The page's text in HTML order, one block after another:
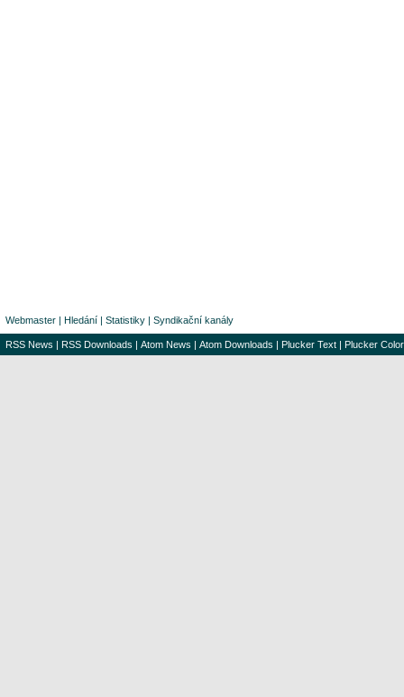
Webmaster | Hledání | Statistiky | Syndikační kanály
RSS News | RSS Downloads | Atom News | Atom Downloads | Plucker Text | Plucker Color